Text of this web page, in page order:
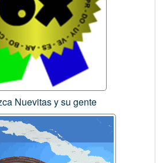
Nuevitas y su gente